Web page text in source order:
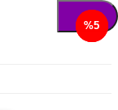
%5
%5
%5
%5